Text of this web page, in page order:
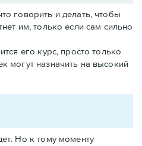
говорить и делать, чтобы
им, только если сам сильно
его курс, просто только
могут назначить на высокий
Но к тому моменту